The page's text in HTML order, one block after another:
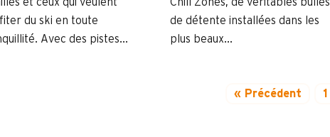
du ski en toute
Avec des pistes...
de détente installées dans les
plus beaux...
« Précédent 1